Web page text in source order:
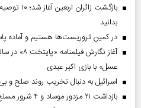
بازگشت
بدانید
در کمین تروریست‌ها هستیم و آماده
آغاز نگارش
عسل» با بازی اکبر عبدی
اسرائیل به دنبال تخریب روند صلح و
بازداشت ۲۱ مزدور موساد و ۴ شرور مسلح در استان کرمان